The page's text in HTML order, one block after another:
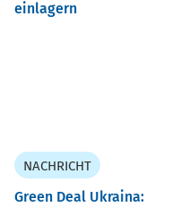
einlagern
NACHRICHT
Green Deal Ukraina: